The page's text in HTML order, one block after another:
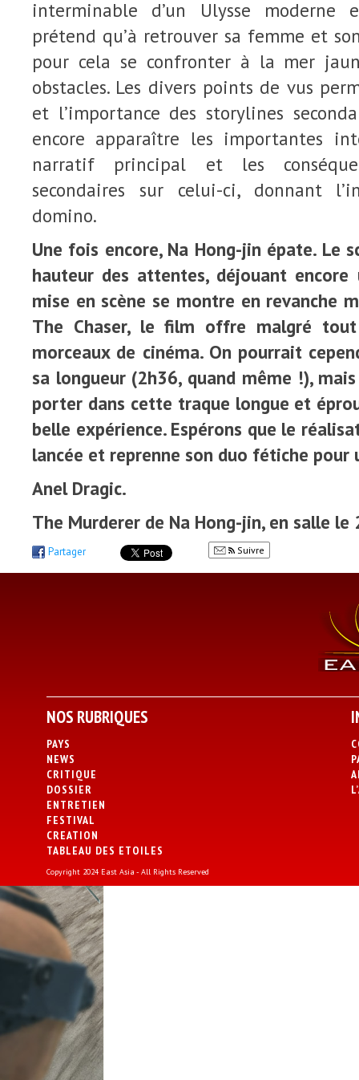
interminable d’un Ulysse
prétend qu’à retrouver sa femme et
pour cela se confronter à la mer
obstacles. Les divers points de vus
et l’importance des storylines
encore apparaître les importantes
narratif principal et les
secondaires sur celui-ci, donnant
domino.
Une fois encore, Na Hong-jin épate. Le
hauteur des attentes, déjouant
mise en scène se montre en revanche
The Chaser, le film offre malgré
morceaux de cinéma. On pourrait
sa longueur (2h36, quand même !),
porter dans cette traque longue et
belle expérience. Espérons que le
lancée et reprenne son duo fétiche
Anel Dragic.
The Murderer de Na Hong-jin, en salle
Partager Suivre
NOS RUBRIQUES
PAYS
NEWS
CRITIQUE
DOSSIER
ENTRETIEN
FESTIVAL
CREATION
TABLEAU DES ETOILES
Copyright 2024 East Asia - All Rights Reserved